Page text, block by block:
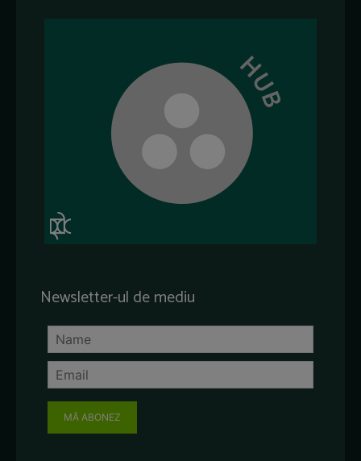
Newsletter-ul de mediu
MĂ ABONEZ